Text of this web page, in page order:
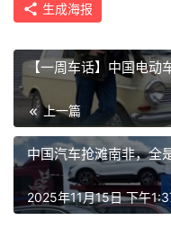
生成海报
【一周车话】中国电
上一篇
中国汽车抢滩南非，全
2025年11月15日 下午